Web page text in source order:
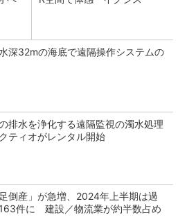
深32mの海底で遠隔操作システムの
排水を浄化する遠隔監視の濁水処理
ティオがレンタル開始
足倒産」が急増、2024年上半期は過
件に 建設／物流業が約半数占め